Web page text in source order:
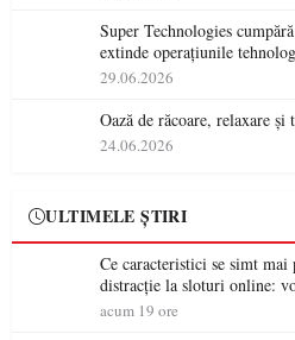
Super Technologies
extinde operațiunile
29.06.2026
Oază de răcoare, relaxare și
24.06.2026
ULTIMELE ȘTIRI
Ce caracteristici se simt
distracție la sloturi online:
acum 19 ore